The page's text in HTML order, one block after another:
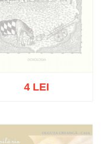
Stoc epuizat
4 LEI